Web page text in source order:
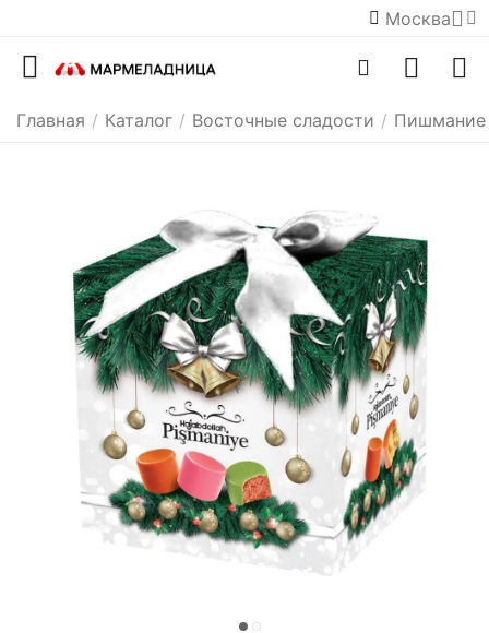
Москва
Главная / Каталог / Восточные сладости / Пишмание